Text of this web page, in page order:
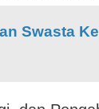
Swasta